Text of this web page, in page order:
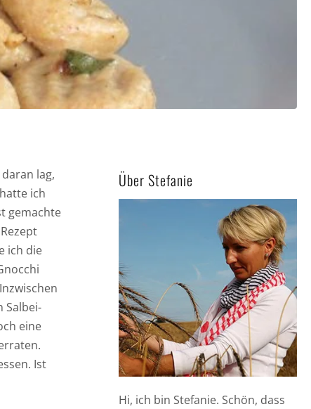
lag,
ich
gemachte
ich die
Salbei-
eine
Ist
Über Stefanie
Hi, ich bin Stefanie. Schön, dass